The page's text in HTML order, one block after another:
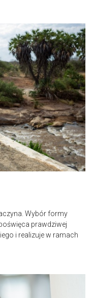
Wybór formy
prawdziwej
i realizuje w ramach